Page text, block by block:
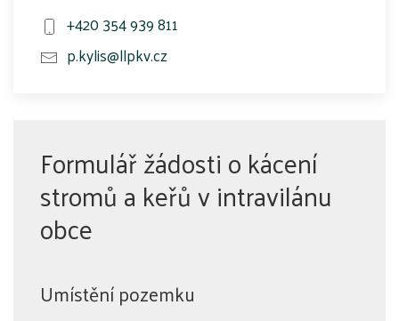
+420 354 939 811
p.kylis@llpkv.cz
Formulář žádosti o kácení
stromů a keřů v intravilánu
obce
Umístění pozemku